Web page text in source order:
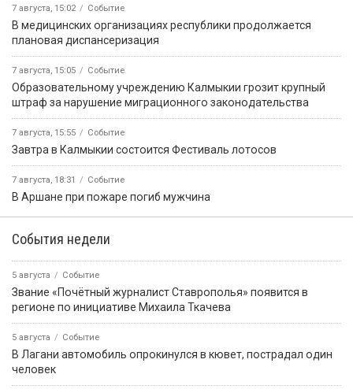
7 августа, 15:02 Событие
В медицинских организациях республики продолжается
плановая диспансеризация
7 августа, 15:05 Событие
Образовательному учреждению Калмыкии грозит крупный
штраф за нарушение миграционного законодательства
7 августа, 15:55 Событие
Завтра в Калмыкии состоится Фестиваль лотосов
7 августа, 18:31 Событие
В Аршане при пожаре погиб мужчина
События недели
5 августа Событие
Звание «Почётный журналист Ставрополья» появится в
регионе по инициативе Михаила Ткачева
5 августа Событие
В Лагани автомобиль опрокинулся в кювет, пострадал один
человек